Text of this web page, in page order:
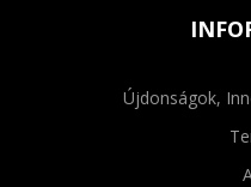
Újdonságok,